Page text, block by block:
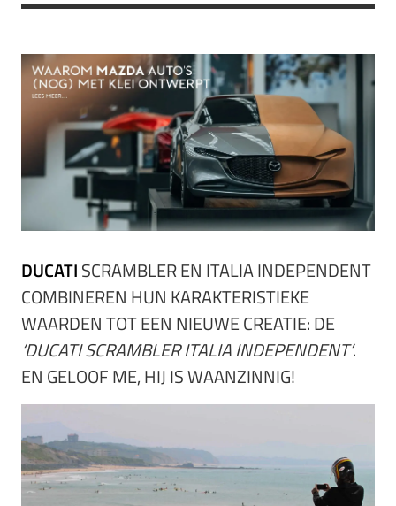
DUCATISCRAMBLER EN ITALIA INDEPENDENT
COMBINEREN HUN KARAKTERISTIEKE
WAARDEN TOT EEN NIEUWE CREATIE: DE
‘DUCATI SCRAMBLER ITALIA INDEPENDENT’.
EN GELOOF ME, HIJ IS WAANZINNIG!